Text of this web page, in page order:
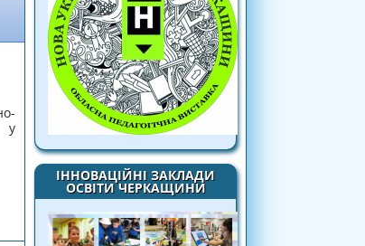
ІННОВАЦІЙНІ ЗАКЛАДИ
ОСВІТИ ЧЕРКАЩИНИ
у
суб’єкта педагогіної
у двох частинах